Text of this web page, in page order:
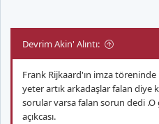
Devrim Akin' Alıntı:
Frank Rijkaard'ın imza töreninde
yeter artık arkadaşlar falan
sorular varsa falan sorun dedi .O
açıkcası.